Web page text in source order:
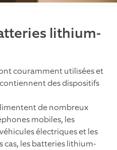
lithium-
couramment utilisées et
des dispositifs
de nombreux
mobiles, les
électriques et les
cas, les batteries lithium-